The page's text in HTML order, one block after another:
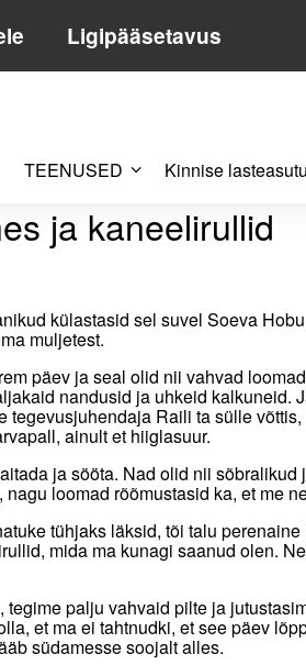
Ligipääsetavus
TEENUSED Kinnise
ja kaneelirullid
külastasid sel suvel Soeva
muljetest.
päev ja seal olid nii vahvad
nandusid ja uhkeid kalkuneid.
tegevusjuhendaja Raili ta sülle
ainult et hiiglasuur.
ja sööta. Nad olid nii sõbralikud
nagu loomad rõõmustasid ka, et me
tühjaks läksid, tõi talu
mida ma kunagi saanud olen.
tegime palju vahvaid pilte ja
et ma ei tahtnudki, et see päev
südamesse soojalt alles.